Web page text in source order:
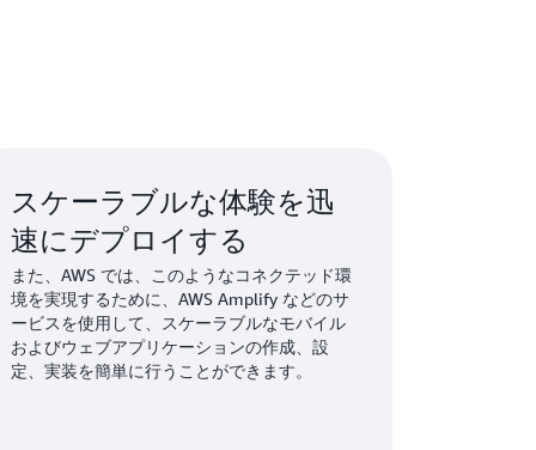
スケーラブルな体験を迅
速にデプロイする
また、AWS では、このようなコネクテッド環
境を実現するために、AWS Amplify などのサ
ービスを使用して、スケーラブルなモバイル
およびウェブアプリケーションの作成、設
定、実装を簡単に行うことができます。